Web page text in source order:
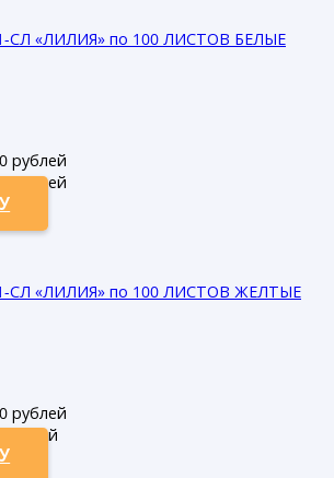
СЛ «ЛИЛИЯ» по 100 ЛИСТОВ БЕЛЫЕ
рублей
рублей
СЛ «ЛИЛИЯ» по 100 ЛИСТОВ ЖЕЛТЫЕ
рублей